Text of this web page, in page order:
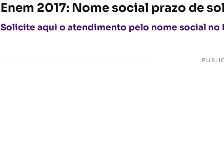
Enem 2017: Nome social prazo de
Solicite aqui o atendimento pelo nome social no